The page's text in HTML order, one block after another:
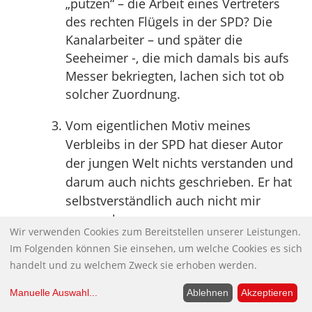
„putzen“ – die Arbeit eines Vertreters
des rechten Flügels in der SPD? Die
Kanalarbeiter – und später die
Seeheimer -, die mich damals bis aufs
Messer bekriegten, lachen sich tot ob
solcher Zuordnung.
Vom eigentlichen Motiv meines
Verbleibs in der SPD hat dieser Autor
der jungen Welt nichts verstanden und
darum auch nichts geschrieben. Er hat
selbstverständlich auch nicht mir
gesprochen.
Buchbesprechung: Ökonomie der
Zerstörung. Die Geschichte der Wirtschaft
im Nationalsozialismus von Adam Tooze
Eine Politische Ökonomie des “Dritten
Wir verwenden Cookies zum Bereitstellen unserer Leistungen.
Im Folgenden können Sie einsehen, um welche Cookies es sich
handelt und zu welchem Zweck sie erhoben werden.
Manuelle Auswahl... Ablehnen Akzeptieren